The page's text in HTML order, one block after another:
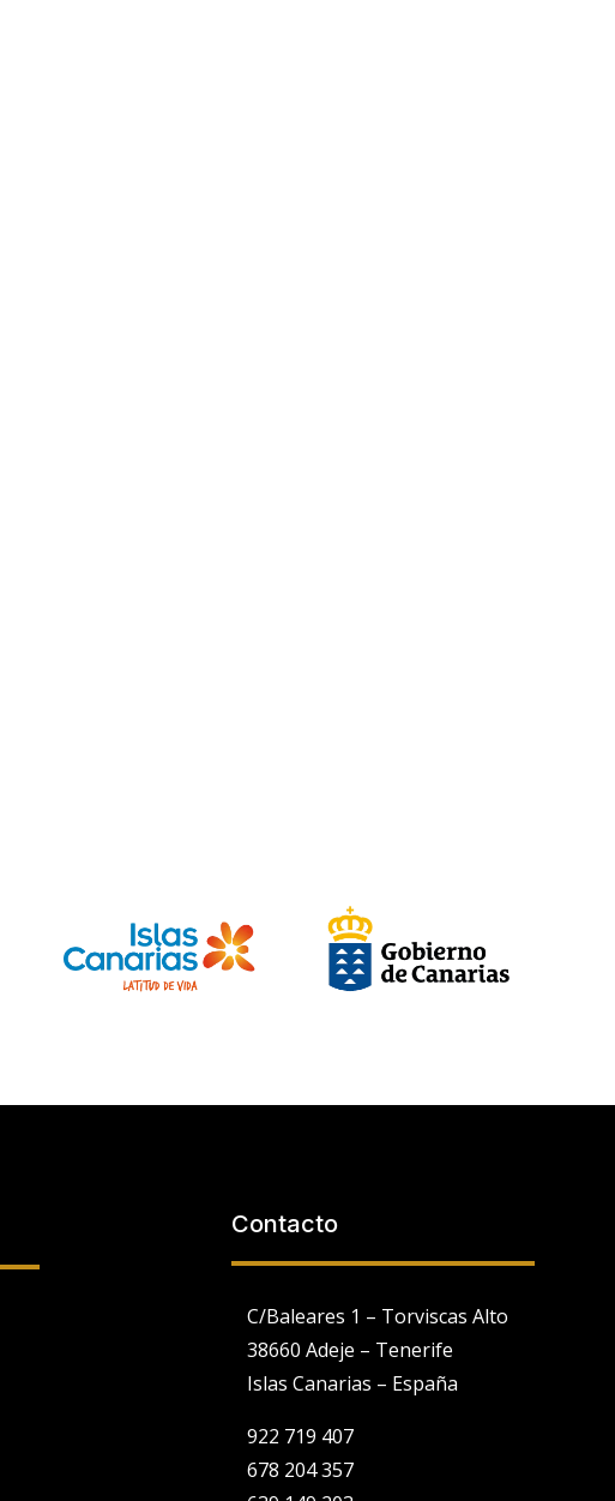
Contacto
C/Baleares 1 – Torviscas Alto
38660 Adeje – Tenerife
Islas Canarias – España
922 719 407
678 204 357